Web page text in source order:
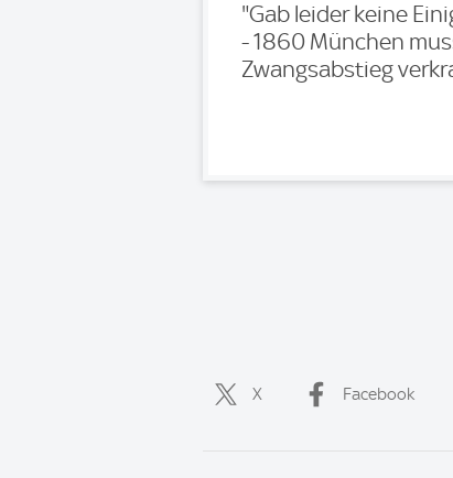
"Gab leider keine
- 1860 München
Zwangsabstieg
X Facebook